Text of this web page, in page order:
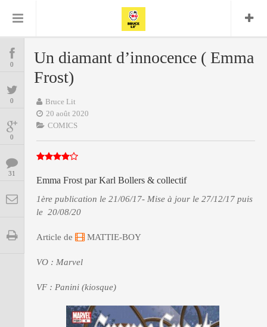
COMICS
MANGAS
BD
ENCYCLOPEGEEK
CINE-SERIES-ANIME
MUSIQUE
LA BRUCE TEAM : SAISON 13
0
0
0
31
Un diamant d’innocence ( Emma
Frost)
Bruce Lit
20 août 2020
COMICS
Emma Frost par Karl Bollers & collectif
1ère publication le 21/06/17- Mise à jour le 27/12/17 puis
le 20/08/20
Article de MATTIE-BOY
VO : Marvel
VF : Panini (kiosque)
Comics
Daredevil Dark Horse
Delcourt
Encyclopegeek
Replay
Glénat Graphic Novel
Independants JB Vu Van
Nguyen
Marvel Mattie boy
Panini Patrick Faivre Presse
Présence Punisher Rock Semic
Special Guest
Spidey Superman